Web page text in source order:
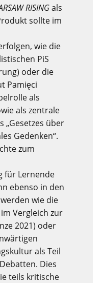
RISING als
sollte im
wie die
PiS
oder die
Pamięci
als
als zentrale
„Gesetzes über
Gedenken“.
zum
für Lernende
ebenso in den
wie die
Vergleich zur
2021) oder
als Teil
. Dies
teils kritische